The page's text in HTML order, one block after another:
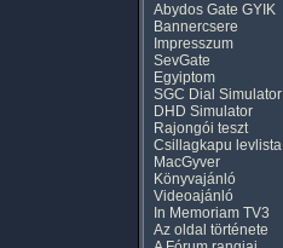
Abydos Gate GYIK
Bannercsere
Impresszum
SevGate
Egyiptom
SGC Dial Simulator
DHD Simulator
Rajongói teszt
Csillagkapu levlista
MacGyver
Könyvajánló
Videoajánló
In Memoriam TV3
Az oldal története